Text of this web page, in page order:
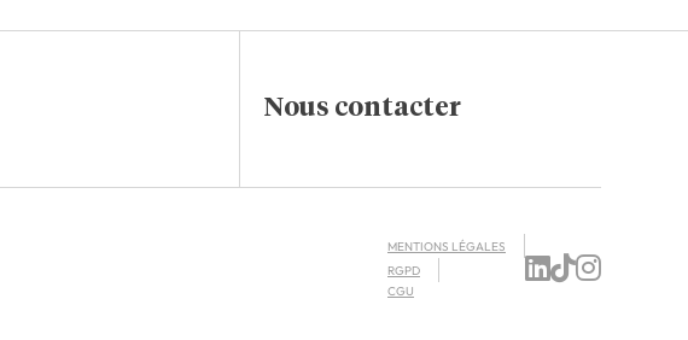
Nous contacter
MENTIONS LÉGALES
RGPD
CGU